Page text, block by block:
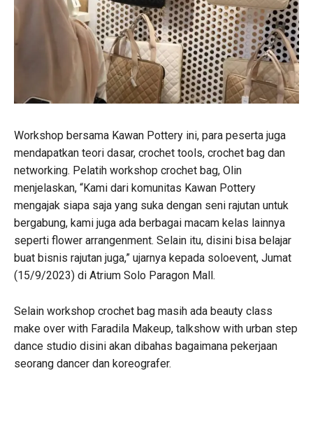
Workshop bersama Kawan Pottery ini, para peserta juga
mendapatkan teori dasar, crochet tools, crochet bag dan
networking. Pelatih workshop crochet bag, Olin
menjelaskan, “Kami dari komunitas Kawan Pottery
mengajak siapa saja yang suka dengan seni rajutan untuk
bergabung, kami juga ada berbagai macam kelas lainnya
seperti flower arrangenment. Selain itu, disini bisa belajar
buat bisnis rajutan juga,” ujarnya kepada soloevent, Jumat
(15/9/2023) di Atrium Solo Paragon Mall.
Selain workshop crochet bag masih ada beauty class
make over with Faradila Makeup, talkshow with urban step
dance studio disini akan dibahas bagaimana pekerjaan
seorang dancer dan koreografer.